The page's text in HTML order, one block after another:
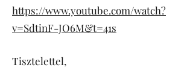
https://www.youtube.com/watch?
v=SdtinF-JO6M&t=41s
Tisztelettel,